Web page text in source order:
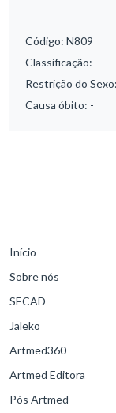
Código: N809
Classificação: -
Restrição do Sexo:
Causa óbito: -
Início
Sobre nós
SECAD
Jaleko
Artmed360
Artmed Editora
Pós Artmed